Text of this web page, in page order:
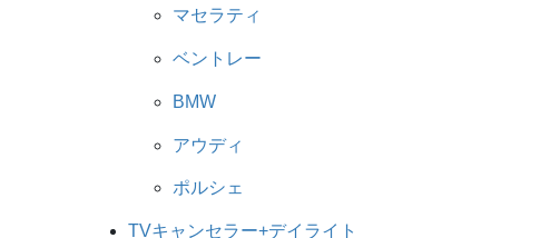
マセラティ
ベントレー
BMW
アウディ
ポルシェ
TVキャンセラー+デイライト